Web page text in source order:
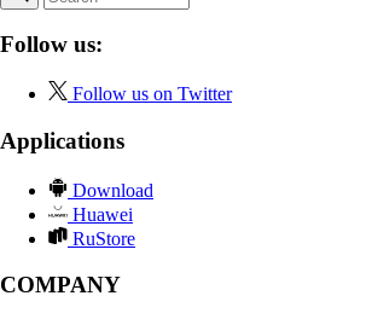
Follow us:
Follow us on Twitter
Applications
Download
Huawei
RuStore
COMPANY